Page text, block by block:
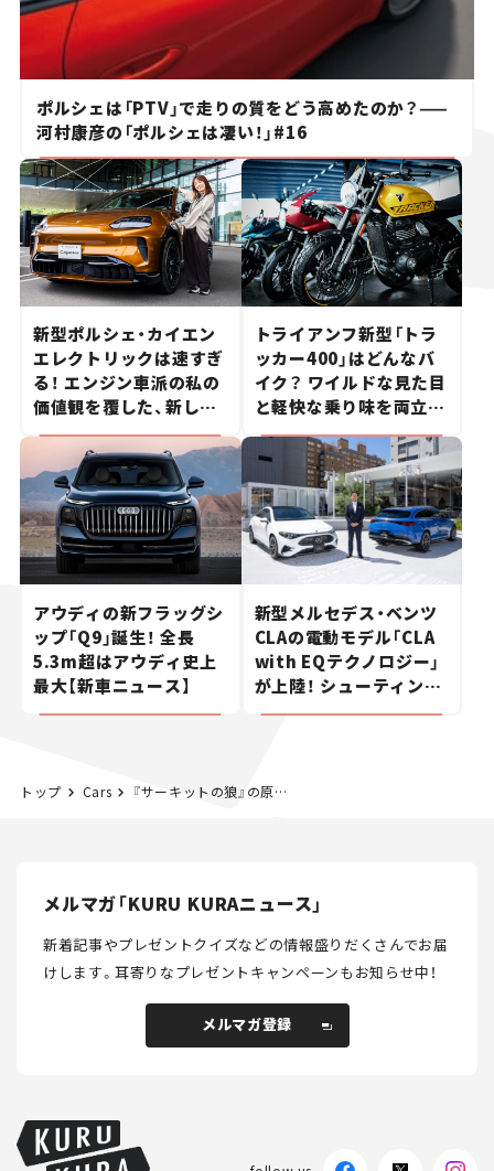
ポルシェは「PTV」で走りの質をどう高めたのか？——
河村康彦の「ポルシェは凄い！」#16
新型ポルシェ・カイエン
エレクトリックは速すぎ
る！ エンジン車派の私の
価値観を覆した、新しい
ポルシェの走り。
トライアンフ新型「トラ
ッカー400」はどんなバ
イク？ ワイルドな見た目
と軽快な乗り味を両立し
た400ccフラットトラッ
カー【試乗レビュー】
アウディの新フラッグシ
ップ「Q9」誕生！ 全長
5.3m超はアウディ史上
最大【新車ニュース】
新型メルセデス・ベンツ
CLAの電動モデル「CLA
with EQテクノロジー」
が上陸！ シューティング
ブレークも発売【新車ニ
トップ Cars 『サーキットの狼』の原点を探る。漫画家・池沢早人師の仕事術とカーライフ＜中編＞
メルマガ「KURU KURAニュース」
新着記事やプレゼントクイズなどの情報盛りだくさんでお届
けします。耳寄りなプレゼントキャンペーンもお知らせ中！
メルマガ登録